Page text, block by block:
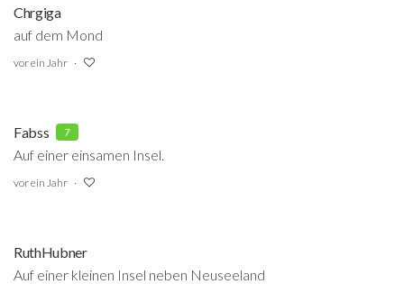
Chrgiga
auf dem Mond
vor ein Jahr
Fabss 7
Auf einer einsamen Insel.
vor ein Jahr
RuthHubner
Auf einer kleinen Insel neben Neuseeland